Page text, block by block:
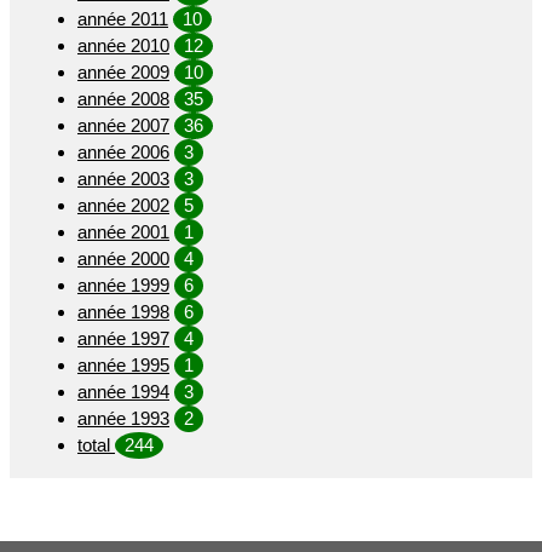
année 2011
10
année 2010
12
année 2009
10
année 2008
35
année 2007
36
année 2006
3
année 2003
3
année 2002
5
année 2001
1
année 2000
4
année 1999
6
année 1998
6
année 1997
4
année 1995
1
année 1994
3
année 1993
2
total
244